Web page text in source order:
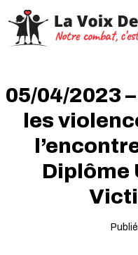
05/04/2023
les
Diplôme